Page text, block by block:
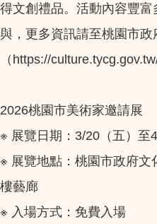
得文創禮品。活動內容豐
與，更多資訊請至桃園市
（https://culture.tycg.gov.tw/
2026桃園市美術家邀請展
※ 展覽日期：3/20（五）至
※ 展覽地點：桃園市政府
樓藝廊
※ 入場方式：免費入場